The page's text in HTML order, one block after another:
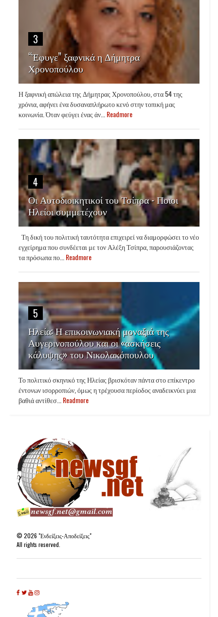
3
“Έφυγε” ξαφνικά η Δήμητρα
Χρονοπούλου
Η ξαφνική απώλεια της Δήμητρας Χρονοπούλου, στα 54 της
χρόνια, αφήνει ένα δυσαναπλήρωτο κενό στην τοπική μας
κοινωνία. Όταν φεύγει ένας άν... Readmore
4
Οι Αυτοδιοικητικοί του Τσίπρα - Ποιοι
Ηλείοι συμμετέχουν
Τη δική του πολιτική ταυτότητα επιχειρεί να διαμορφώσει το νέο
εγχείρημα που συνδέεται με τον Αλέξη Τσίπρα, παρουσιάζοντας
τα πρόσωπα πο... Readmore
5
Ηλεία: Η επικοινωνιακή μοναξιά της
Αυγερινοπούλου και οι «ασκήσεις
κάλυψης» του Νικολακόπουλου
Το πολιτικό σκηνικό της Ηλείας βρισκόταν πάντα στο επίκεντρο
έντονων ισορροπιών, όμως η τρέχουσα περίοδος αναδεικνύει μια
βαθιά αντίθεσ... Readmore
©2026 "Ενδείξεις-Αποδείξεις"
All rights reserved.